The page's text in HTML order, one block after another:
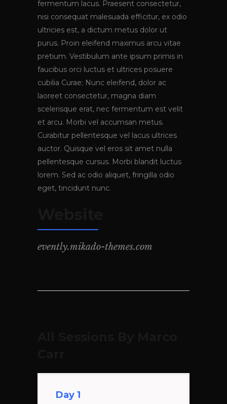
fermentum lacus. Praesent consectetur,
nisi consequat malesuada efficitur, ex odio
ultricies est, a dictum metus dolor ut
purus. Proin eleifend maximus arcu vitae
pretium. Vestibulum ante ipsum primis in
faucibus orci luctus et ultrices posuere
cubilia Curae; Nunc eleifend, dolor ac
laoreet consectetur, magna diam
scelerisque erat, nec fermentum est velit
et arcu. Morbi vel accumsan metus.
Curabitur pellentesque vel lacus ultrices
auctor. Quisque vel eros sit amet nulla
pellentesque cursus. Morbi blandit luctus
lorem. Sed ac odio aliquet, fringilla odio
eget, tincidunt nunc.
evently.mikado-themes.com
Day 1